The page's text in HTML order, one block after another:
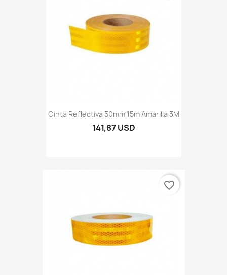
Cinta Reflectiva 50mm 15m Amarilla 3M
141,87 USD
favorite_border